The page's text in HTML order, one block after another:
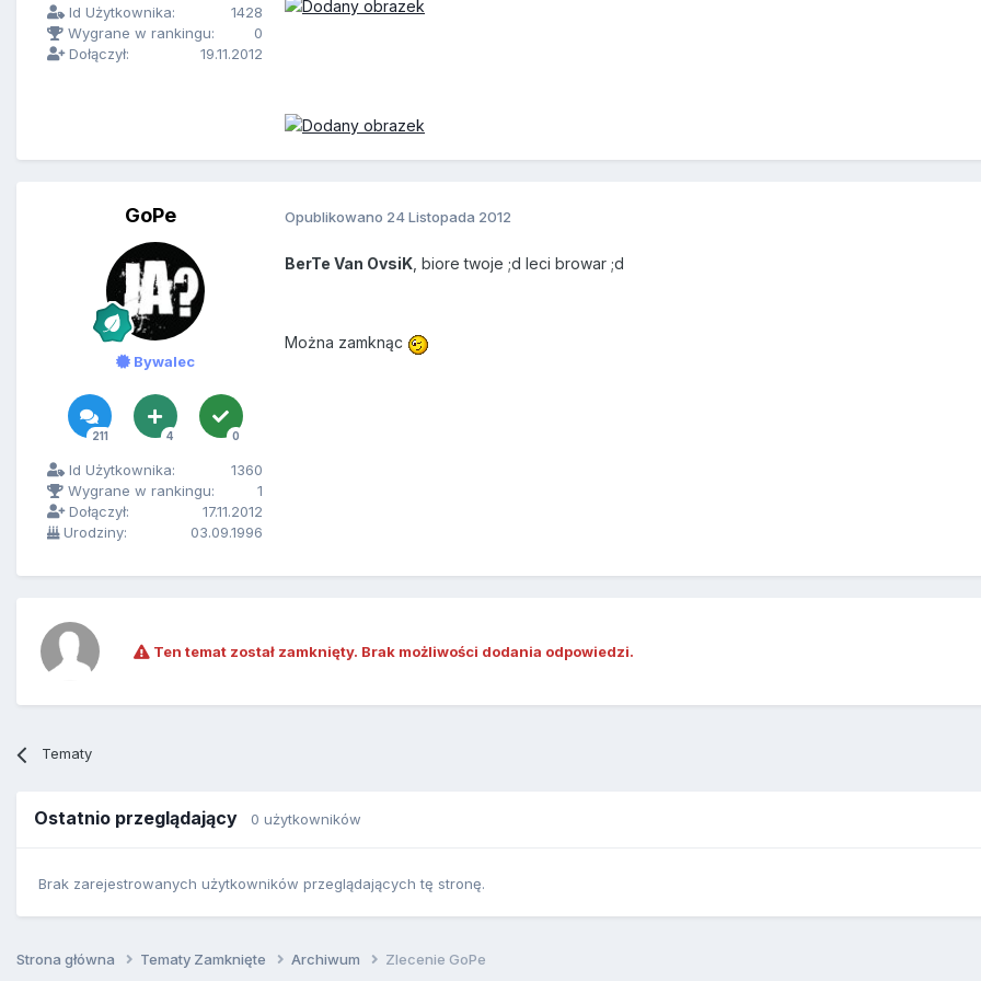
Id Użytkownika:
1428
Wygrane w rankingu:
0
Dołączył:
19.11.2012
GoPe
Bywalec
211 4 0
Id Użytkownika:
1360
Wygrane w rankingu:
1
Dołączył:
17.11.2012
Urodziny:
03.09.1996
Opublikowano 24 Listopada 2012
BerTe Van OvsiK , biore twoje ;d leci browar ;d
Można zamknąc
Ten temat został zamknięty. Brak możliwości dodania odpowiedzi.
Tematy
Ostatnio przeglądający 0 użytkowników
Brak zarejestrowanych użytkowników przeglądających tę stronę.
Strona główna Tematy Zamknięte Archiwum Zlecenie GoPe